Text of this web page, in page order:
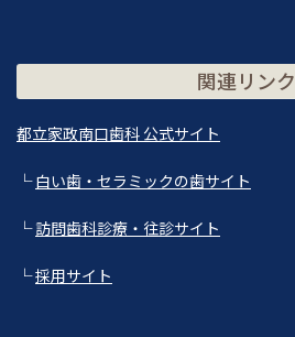
関連リンク
都立家政南口歯科 公式サイト
└白い歯・セラミックの歯サイト
└訪問歯科診療・往診サイト
└採用サイト